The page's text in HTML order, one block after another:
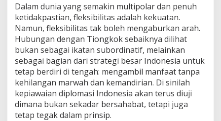
Dalam dunia yang semakin multipolar dan penuh
ketidakpastian, fleksibilitas adalah kekuatan.
Namun, fleksibilitas tak boleh mengaburkan arah.
Hubungan dengan Tiongkok sebaiknya dilihat
bukan sebagai ikatan subordinatif, melainkan
sebagai bagian dari strategi besar Indonesia untuk
tetap berdiri di tengah: mengambil manfaat tanpa
kehilangan marwah dan kemandirian. Di sinilah
kepiawaian diplomasi Indonesia akan terus diuji
dimana bukan sekadar bersahabat, tetapi juga
tetap tegak dalam prinsip.